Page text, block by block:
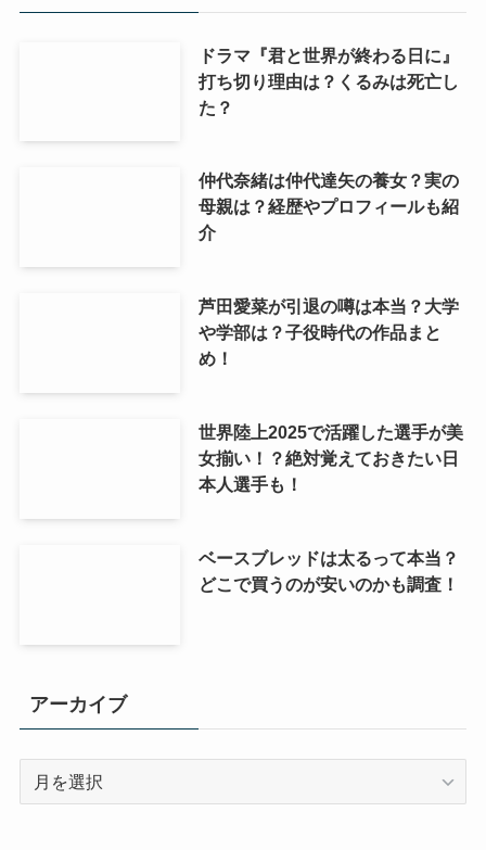
ドラマ『君と世界が終わる日に』
打ち切り理由は？くるみは死亡し
た？
仲代奈緒は仲代達矢の養女？実の
母親は？経歴やプロフィールも紹
介
芦田愛菜が引退の噂は本当？大学
や学部は？子役時代の作品まと
め！
世界陸上2025で活躍した選手が美
女揃い！？絶対覚えておきたい日
本人選手も！
ベースブレッドは太るって本当？
どこで買うのが安いのかも調査！
アーカイブ